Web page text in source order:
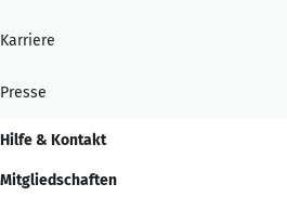
Karriere
Presse
Hilfe & Kontakt
Mitgliedschaften